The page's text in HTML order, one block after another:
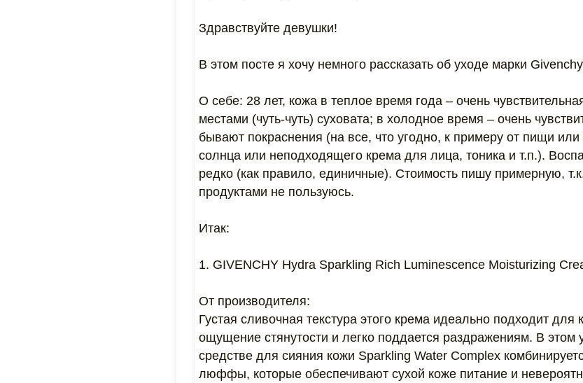
Здравствуйте девушки!
В этом посте я хочу немного рассказать об уходе марки
О себе: 28 лет, кожа в теплое время года – очень
местами (чуть-чуть) суховата; в холодное время – очень
бывают покраснения (на все, что угодно, к примеру от пищи
солнца или неподходящего крема для лица, тоника и т.п.).
редко (как правило, единичные). Стоимость пишу примерную,
продуктами не пользуюсь.
Итак:
1. GIVENCHY Hydra Sparkling Rich Luminescence Moisturizing
От производителя:
Густая сливочная текстура этого крема идеально подходит для
ощущение стянутости и легко поддается раздражениям. В
средстве для сияния кожи Sparkling Water Complex
люффы, которые обеспечивают сухой коже питание и